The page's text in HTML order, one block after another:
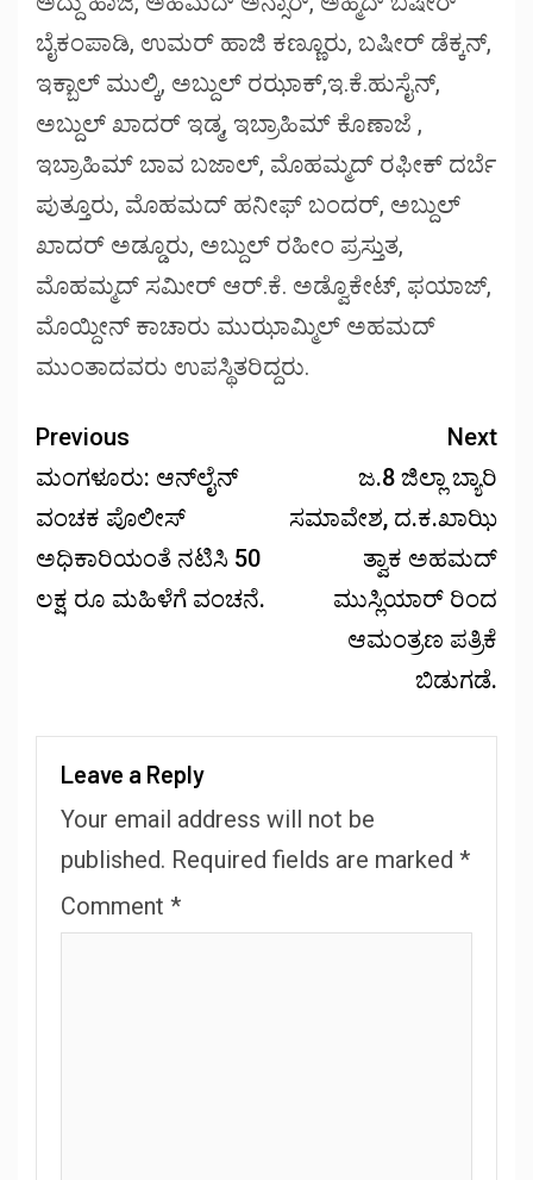
ಬೈಕಂಪಾಡಿ, ಉಮರ್ ಹಾಜಿ ಕಣ್ಣೂರು, ಬಷೀರ್ ಡೆಕ್ಕನ್,
ಇಕ್ಬಾಲ್ ಮುಲ್ಕಿ, ಅಬ್ದುಲ್ ರಝಾಕ್,ಇ.ಕೆ.ಹುಸೈನ್,
ಅಬ್ದುಲ್ ಖಾದರ್ ಇಡ್ಮ, ಇಬ್ರಾಹಿಮ್ ಕೊಣಾಜೆ ,
ಇಬ್ರಾಹಿಮ್ ಬಾವ ಬಜಾಲ್, ಮೊಹಮ್ಮದ್ ರಫೀಕ್ ದರ್ಬೆ
ಪುತ್ತೂರು, ಮೊಹಮದ್ ಹನೀಫ್ ಬಂದರ್, ಅಬ್ದುಲ್
ಖಾದರ್ ಅಡ್ಡೂರು, ಅಬ್ದುಲ್ ರಹೀಂ ಪ್ರಸ್ತುತ,
ಮೊಹಮ್ಮದ್ ಸಮೀರ್ ಆರ್.ಕೆ. ಅಡ್ವೊಕೇಟ್, ಫಯಾಜ್,
ಮೊಯ್ದೀನ್ ಕಾಚಾರು ಮುಝಾಮ್ಮಿಲ್ ಅಹಮದ್
ಮುಂತಾದವರು ಉಪಸ್ಥಿತರಿದ್ದರು.
Previous
ಮಂಗಳೂರು: ಆನ್‌ಲೈನ್
ವಂಚಕ ಪೊಲೀಸ್
ಅಧಿಕಾರಿಯಂತೆ ನಟಿಸಿ 50
ಲಕ್ಷ ರೂ ಮಹಿಳೆಗೆ ವಂಚನೆ.
Next
ಜ.8 ಜಿಲ್ಲಾ ಬ್ಯಾರಿ
ಸಮಾವೇಶ, ದ.ಕ.ಖಾಝಿ
ತ್ವಾಕ ಅಹಮದ್
ಮುಸ್ಲಿಯಾರ್ ರಿಂದ
ಆಮಂತ್ರಣ ಪತ್ರಿಕೆ
ಬಿಡುಗಡೆ.
Leave a Reply
Your email address will not be
published. Required fields are marked *
Comment *